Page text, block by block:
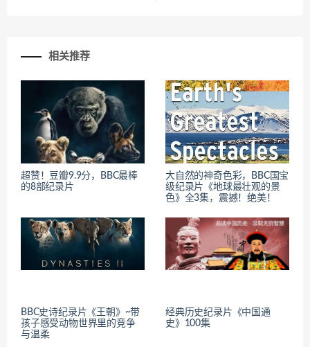
相关推荐
超赞！豆瓣9.9分，BBC最棒
的8部纪录片
大自然的神奇色彩，BBC国宝
级纪录片《地球最壮观的景
色》全3集，震撼！绝美！
BBC史诗纪录片《王朝》~带
孩子感受动物世界里的竞争
与温柔
经典历史纪录片《中国通
史》100集